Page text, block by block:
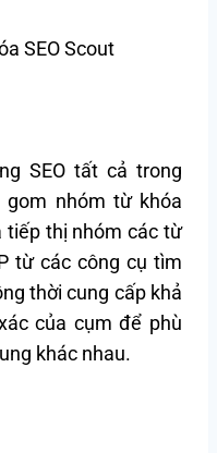
SEO tất cả trong
nhóm từ khóa
tiếp thị nhóm các từ
từ các công cụ tìm
thời cung cấp khả
của cụm để phù
khác nhau.